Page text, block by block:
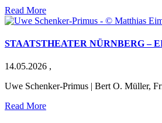
Read More
STAATSTHEATER NÜRNBERG –
14.05.2026 ,
Uwe Schenker-Primus | Bert O. Müller,
Read More